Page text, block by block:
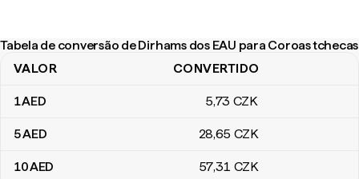
Tabela de conversão de Dirhams dos EAU para Coroas tchecas
Tabela de conversão de Dirhams dos EAU para Coroas tchecas
VALOR CONVERTIDO
1AED 5,73 CZK
5AED 28,65 CZK
10AED 57,31 CZK